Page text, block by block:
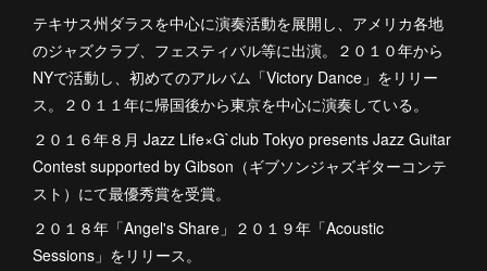
テキサス州ダラスを中心に演奏活動を展開し、アメリカ各地
のジャズクラブ、フェスティバル等に出演。２０１０年から
NYで活動し、初めてのアルバム「Victory Dance」をリリー
ス。２０１１年に帰国後から東京を中心に演奏している。
２０１６年８月 Jazz Life×G`club Tokyo presents Jazz Guitar
Contest supported by Gibson（ギブソンジャズギターコンテ
スト）にて最優秀賞を受賞。
２０１８年「Angel's Share」２０１９年「Acoustic
Sessions」をリリース。